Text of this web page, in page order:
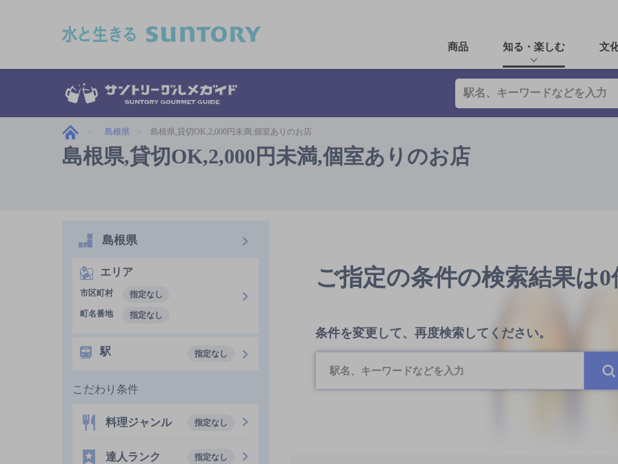
商品 知る・楽しむ 文
島根県 島根県,貸切OK,2,000円未満,個室ありのお店
島根県,貸切OK,2,000円未満,個室ありのお店
ご指定の条件の検索結果は0
条件を変更して、再度検索してください。
島根県
エリア
市区町村
指定なし
町名番地
指定なし
駅 指定なし
こだわり条件
料理ジャンル 指定なし
達人ランク 指定なし